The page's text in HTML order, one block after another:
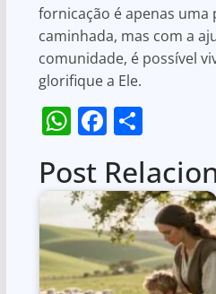
fornicação é apenas uma
caminhada, mas com a
comunidade, é possível
glorifique a Ele.
W
at
s
A
p
F
c
e
b
o
S
ar
e
Post